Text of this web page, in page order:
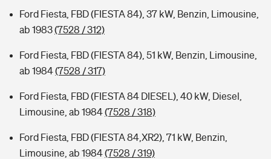
Ford Fiesta, FBD (FIESTA 84), 37 kW, Benzin, Limousine,
ab 1983(7528 / 312)
Ford Fiesta, FBD (FIESTA 84), 51 kW, Benzin, Limousine,
ab 1984(7528 / 317)
Ford Fiesta, FBD (FIESTA 84 DIESEL), 40 kW, Diesel,
Limousine, ab 1984(7528 / 318)
Ford Fiesta, FBD (FIESTA 84,XR2), 71 kW, Benzin,
Limousine, ab 1984(7528 / 319)